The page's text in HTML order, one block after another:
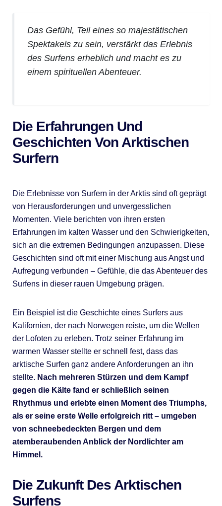
Das Gefühl, Teil eines so majestätischen
Spektakels zu sein, verstärkt das Erlebnis
des Surfens erheblich und macht es zu
einem spirituellen Abenteuer.
Die Erfahrungen Und
Geschichten Von Arktischen
Surfern
Die Erlebnisse von Surfern in der Arktis sind oft geprägt
von Herausforderungen und unvergesslichen
Momenten. Viele berichten von ihren ersten
Erfahrungen im kalten Wasser und den Schwierigkeiten,
sich an die extremen Bedingungen anzupassen. Diese
Geschichten sind oft mit einer Mischung aus Angst und
Aufregung verbunden – Gefühle, die das Abenteuer des
Surfens in dieser rauen Umgebung prägen.
Ein Beispiel ist die Geschichte eines Surfers aus
Kalifornien, der nach Norwegen reiste, um die Wellen
der Lofoten zu erleben. Trotz seiner Erfahrung im
warmen Wasser stellte er schnell fest, dass das
arktische Surfen ganz andere Anforderungen an ihn
stellte. Nach mehreren Stürzen und dem Kampf
gegen die Kälte fand er schließlich seinen
Rhythmus und erlebte einen Moment des Triumphs,
als er seine erste Welle erfolgreich ritt – umgeben
von schneebedeckten Bergen und dem
atemberaubenden Anblick der Nordlichter am
Himmel.
Die Zukunft Des Arktischen
Surfens